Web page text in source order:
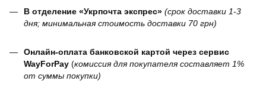
В отделение «Укрпочта экспрес» (срок доставки 1-3
дня; минимальная стоимость доставки 70 грн)
Онлайн-оплата банковской картой через сервис
WayForPay (комиссия для покупателя составляет 1%
от суммы покупки)